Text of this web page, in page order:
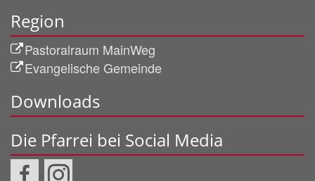
Region
Pastoralraum MainWeg
Evangelische Gemeinde
Downloads
Die Pfarrei bei Social Media